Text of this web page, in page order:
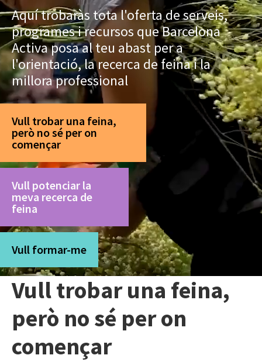
Aquí trobaràs tota l'oferta de serveis,
programes i recursos que Barcelona
Activa posa al teu abast per a
l'orientació, la recerca de feina i la
millora professional
Vull trobar una feina,
però no sé per on
començar
Vull potenciar la
meva recerca de
feina
Vull formar-me
Vull trobar una feina,
però no sé per on
començar